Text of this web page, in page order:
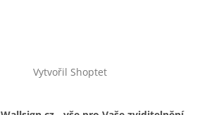
Vytvořil Shoptet